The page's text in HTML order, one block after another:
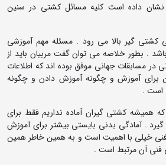
نشان داده است کلیه مسائل کشتی در سنین
کشتی گیر بالا می رود . مسئله مهم آموزشی
. بطور خلاصه می توان گفت مربیان باید از
در مسابقات جهانی موفق بوده اند که اطلاعات
برای آموزش و چگونه آموزش دادن و چگونه
است .
همیشه کشتی گیران آماده نداریم فقط برای
. آمادگی بدنی بایستی بیشتر برای آموزش
خیلی با اهمیت است و به همین خاطر همین
فنی آن مرتبط است .